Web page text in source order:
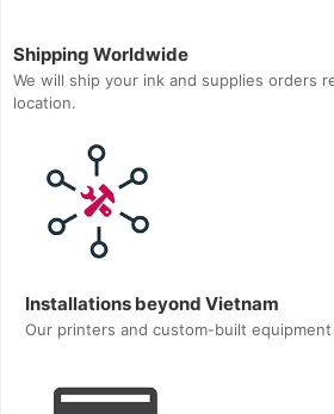
Shipping Worldwide
We will ship your ink and supplies orders
location.
Installations beyond Vietnam
Our printers and custom-built